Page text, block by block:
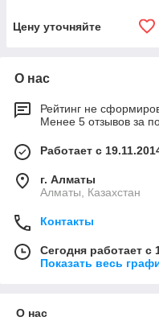
Цену уточняйте
О нас
Рейтинг не
Менее 5 отзывов за
Работает с
г. Алматы
Алматы, Казахстан
Контакты
Сегодня работает с
Показать весь
О нас